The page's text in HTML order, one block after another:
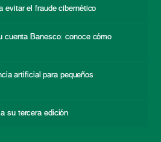
evitar el fraude cibernético
cuenta Banesco: conoce cómo
artificial para pequeños
su tercera edición